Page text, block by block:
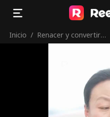
Inicio / Renacer y convertirs